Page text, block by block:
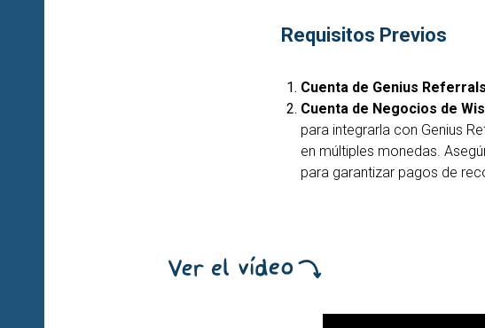
Requisitos Previos
Cuenta de Genius
Cuenta de Negocios de
para integrarla con Genius
en múltiples monedas.
para garantizar pagos de